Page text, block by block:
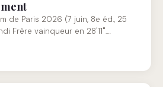
de Paris 2026 (7 juin, 8e éd., 25
Frère vainqueur en 28'11".…